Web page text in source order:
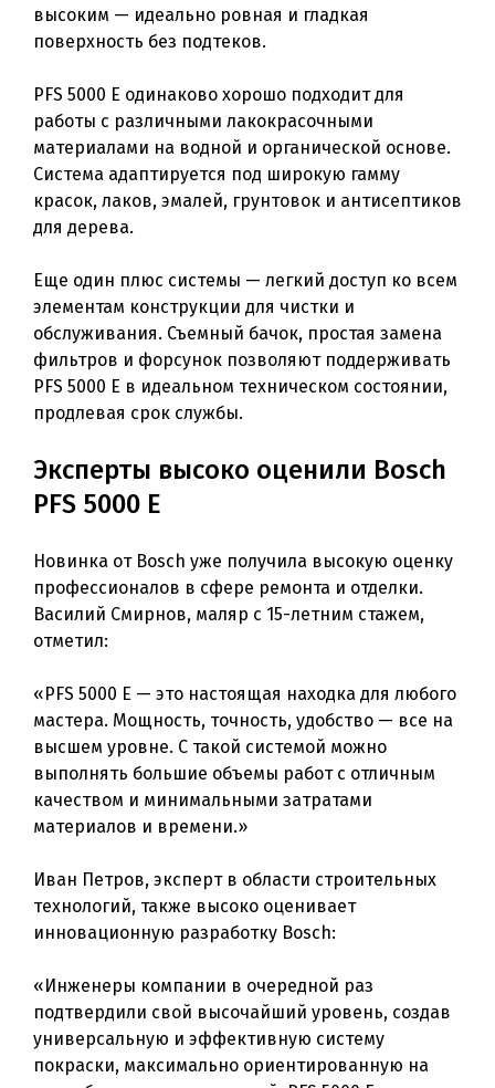
высоким — идеально ровная и гладкая
поверхность без подтеков.
PFS 5000 E одинаково хорошо подходит для
работы с различными лакокрасочными
материалами на водной и органической основе.
Система адаптируется под широкую гамму
красок, лаков, эмалей, грунтовок и антисептиков
для дерева.
Еще один плюс системы — легкий доступ ко всем
элементам конструкции для чистки и
обслуживания. Съемный бачок, простая замена
фильтров и форсунок позволяют поддерживать
PFS 5000 E в идеальном техническом состоянии,
продлевая срок службы.
Эксперты высоко оценили Bosch
PFS 5000 E
Новинка от Bosch уже получила высокую оценку
профессионалов в сфере ремонта и отделки.
Василий Смирнов, маляр с 15-летним стажем,
отметил:
«PFS 5000 E — это настоящая находка для любого
мастера. Мощность, точность, удобство — все на
высшем уровне. С такой системой можно
выполнять большие объемы работ с отличным
качеством и минимальными затратами
материалов и времени.»
Иван Петров, эксперт в области строительных
технологий, также высоко оценивает
инновационную разработку Bosch:
«Инженеры компании в очередной раз
подтвердили свой высочайший уровень, создав
универсальную и эффективную систему
покраски, максимально ориентированную на